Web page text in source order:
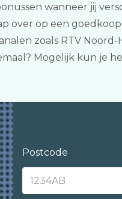
wanneer jij
over op een
zoals RTV
Mogelijk kun je
Postcode